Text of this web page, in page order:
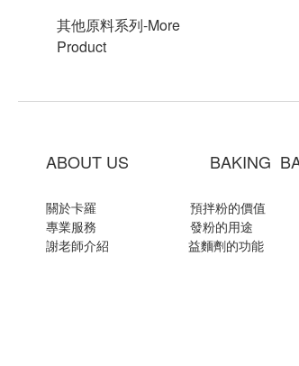
其他原料系列-More
Product
ABOUT US BAKING
關於卡羅
預拌粉的價值
專業服務
發粉的用途
謝老師介紹
益麵劑的功能